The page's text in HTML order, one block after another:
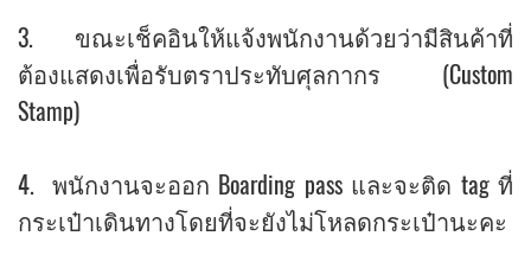
3. ขณะเช็คอินให้แจ้งพนักงานด้วยว่ามีสินค้าที่
ต้องแสดงเพื่อรับตราประทับศุลกากร (Custom
Stamp)
4. พนักงานจะออก Boarding pass และจะติด tag ที่
กระเป๋าเดินทางโดยที่จะยังไม่โหลดกระเป๋านะคะ